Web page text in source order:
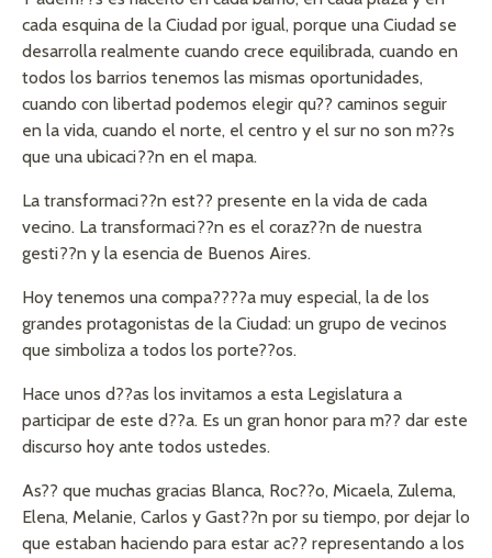
cada esquina de la Ciudad por igual, porque una Ciudad se
desarrolla realmente cuando crece equilibrada, cuando en
todos los barrios tenemos las mismas oportunidades,
cuando con libertad podemos elegir qu?? caminos seguir
en la vida, cuando el norte, el centro y el sur no son m??s
que una ubicaci??n en el mapa.
La transformaci??n est?? presente en la vida de cada
vecino. La transformaci??n es el coraz??n de nuestra
gesti??n y la esencia de Buenos Aires.
Hoy tenemos una compa????a muy especial, la de los
grandes protagonistas de la Ciudad: un grupo de vecinos
que simboliza a todos los porte??os.
Hace unos d??as los invitamos a esta Legislatura a
participar de este d??a. Es un gran honor para m?? dar este
discurso hoy ante todos ustedes.
As?? que muchas gracias Blanca, Roc??o, Micaela, Zulema,
Elena, Melanie, Carlos y Gast??n por su tiempo, por dejar lo
que estaban haciendo para estar ac?? representando a los